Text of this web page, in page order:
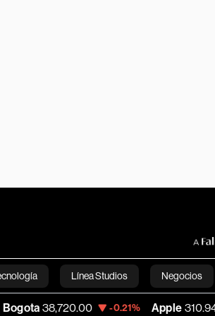
Línea Studios Negocios
English-0.21% Apple 310.94 +0.55%